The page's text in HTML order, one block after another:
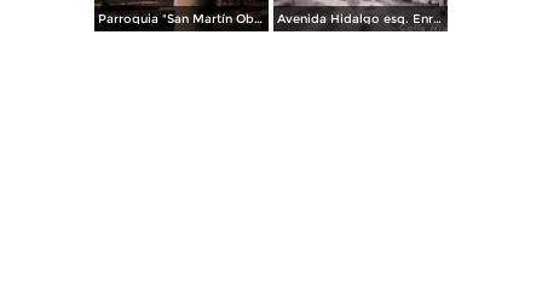
Parroquia "San Martín Obispo" Avenida Hidalgo esq. Enríquez.